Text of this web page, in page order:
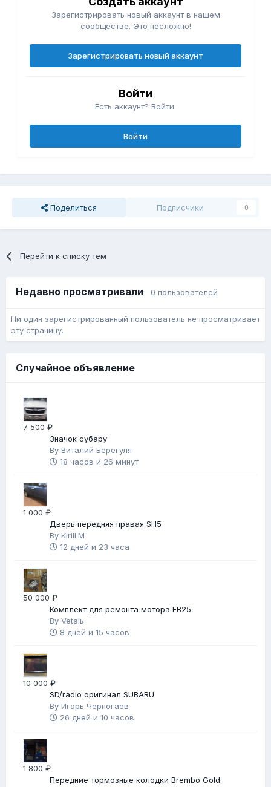
Зарегистрировать новый аккаунт в нашем
сообществе. Это несложно!
Зарегистрировать новый аккаунт
Войти
Есть аккаунт? Войти.
Войти
Поделиться Подписчики 0
Перейти к списку тем
Недавно просматривали 0 пользователей
Ни один зарегистрированный пользователь не просматривает
эту страницу.
Случайное объявление
7 500 ₽
Значок субару
By Виталий Берегуля
18 часов и 26 минут
1 000 ₽
Дверь передняя правая SH5
By Kirill.M
12 дней и 23 часа
50 000 ₽
Комплект для ремонта мотора FB25
By Vetalь
8 дней и 15 часов
10 000 ₽
SD/radio оригинал SUBARU
By Игорь Черногаев
26 дней и 10 часов
1 800 ₽
Передние тормозные колодки Brembo Gold